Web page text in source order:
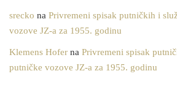
srecko na Privremeni spisak putničkih i
vozove JZ-a za 1955. godinu
Klemens Hofer na Privremeni spisak
putničke vozove JZ-a za 1955. godinu